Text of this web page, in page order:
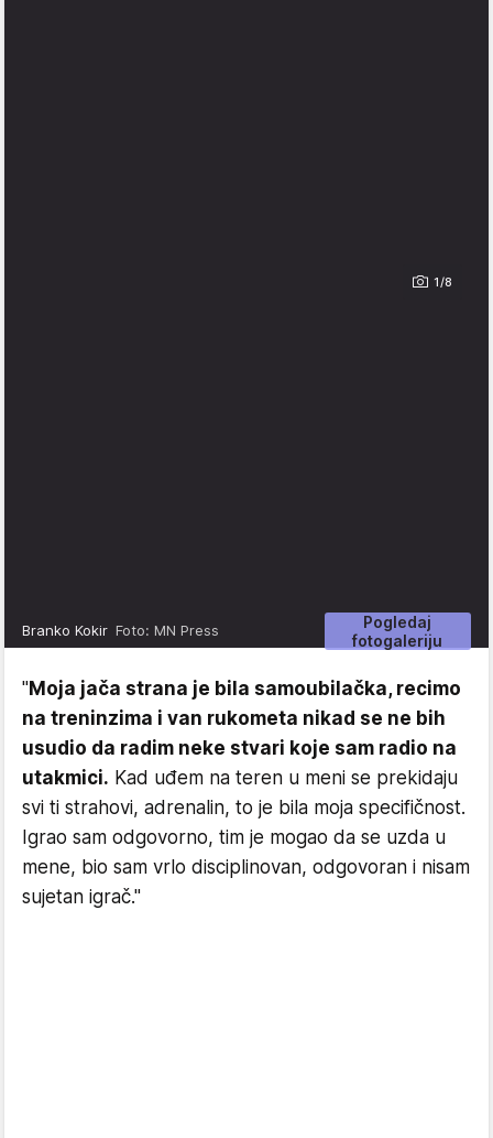
1/8
Pogledaj
fotogaleriju
Branko Kokir Foto: MN Press
"Moja jača strana je bila samoubilačka, recimo
na treninzima i van rukometa nikad se ne bih
usudio da radim neke stvari koje sam radio na
utakmici. Kad uđem na teren u meni se prekidaju
svi ti strahovi, adrenalin, to je bila moja specifičnost.
Igrao sam odgovorno, tim je mogao da se uzda u
mene, bio sam vrlo disciplinovan, odgovoran i nisam
sujetan igrač."